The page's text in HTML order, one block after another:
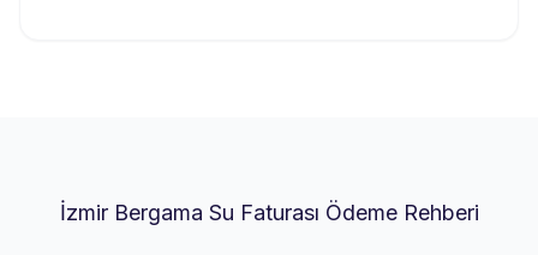
İzmir Bergama Su Faturası Ödeme Rehberi